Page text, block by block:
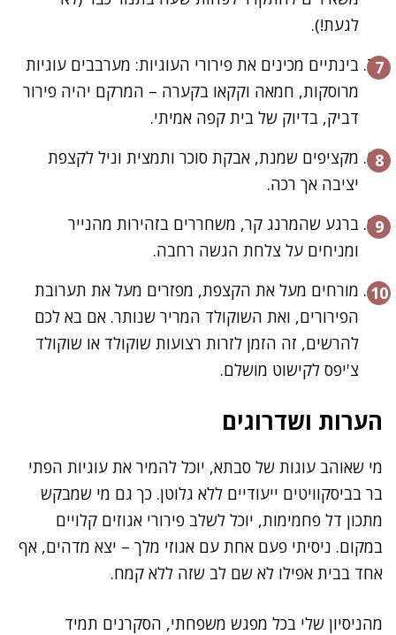
לגעת!).
בינתיים מכינים את פירורי העוגיות: מערבבים עוגיות
מרוסקות, חמאה וקקאו בקערה – המרקם יהיה פירור
דביק, בדיוק של בית קפה אמיתי.
מקציפים שמנת, אבקת סוכר ותמצית וניל לקצפת
יציבה אך רכה.
ברגע שהמרנג קר, משחררים בזהירות מהנייר
ומניחים על צלחת הגשה רחבה.
מורחים מעל את הקצפת, מפזרים מעל את תערובת
הפירורים, ואת השוקולד המריר שנותר. אם בא לכם
להרשים, זה הזמן לזרות רצועות שוקולד או שוקולד
צ'יפס לקישוט מושלם.
הערות ושדרוגים
מי שאוהב עוגות של סבתא, יוכל להמיר את עוגיות הפתי
בר בביסקוויטים ייעודיים ללא גלוטן. כך גם מי שמבקש
מתכון דל פחמימות, יוכל לשלב פירורי אגוזים קלויים
במקום. ניסיתי פעם אחת עם אגוזי מלך – יצא מדהים, אף
אחד בבית אפילו לא שם לב שזה ללא קמח.
מהניסיון שלי בכל מפגש משפחתי, הסקרנים תמיד